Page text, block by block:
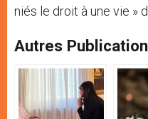
niés le droit à une vie »
Autres